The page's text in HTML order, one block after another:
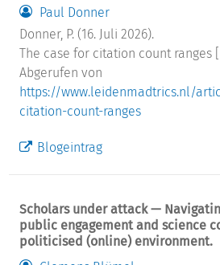
Paul Donner
Donner, P. (16. Juli 2026).
The case for citation count ranges
Abgerufen von
https://www.leidenmadtrics.nl/
citation-count-ranges
Blogeintrag
Scholars under attack —
public engagement and science
politicised (online) environment.